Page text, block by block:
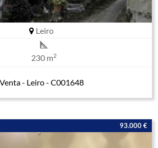
Leiro
230 m2
Venta - Leiro - C001648
93.000 €